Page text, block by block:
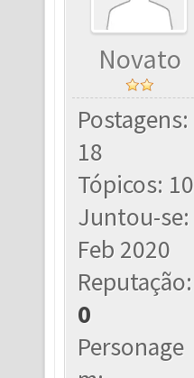
Novato
Postagens:
18
Tópicos: 10
Juntou-se:
Feb 2020
Reputação:
0
Personage